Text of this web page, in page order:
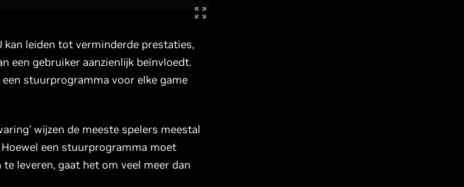
kan leiden tot verminderde prestaties,
een gebruiker aanzienlijk beïnvloedt.
stuurprogramma voor elke game
wijzen de meeste spelers meestal
een stuurprogramma moet
leveren, gaat het om veel meer dan